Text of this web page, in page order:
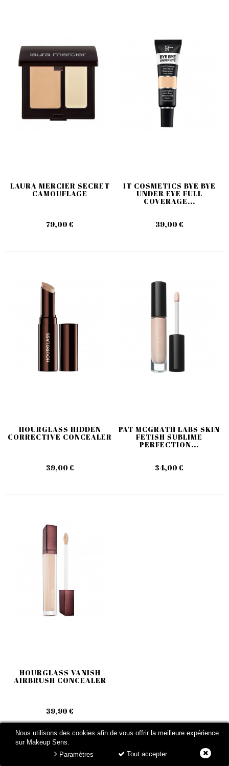
Nous utilisons des cookies afin de vous offrir la meilleure expérience
sur Makeup Sens.
Tout accepter
Paramètres
LAURA MERCIER SECRET
CAMOUFLAGE
79,00 €
IT COSMETICS BYE BYE
UNDER EYE FULL
COVERAGE...
39,00 €
HOURGLASS HIDDEN
CORRECTIVE CONCEALER
39,00 €
PAT MCGRATH LABS SKIN
FETISH SUBLIME
PERFECTION...
34,00 €
HOURGLASS VANISH
AIRBRUSH CONCEALER
39,90 €